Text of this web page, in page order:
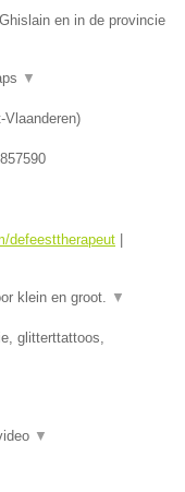
en in de provincie
▼
Vlaanderen)
defeesttherapeut |
klein en groot. ▼
glitterttattoos,
▼